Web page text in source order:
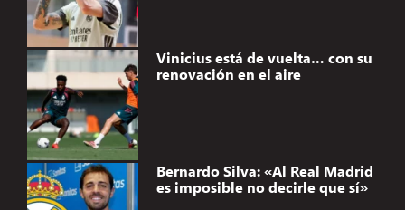
Vinicius está de vuelta… con su
renovación en el aire
Bernardo Silva: «Al Real Madrid
es imposible no decirle que sí»